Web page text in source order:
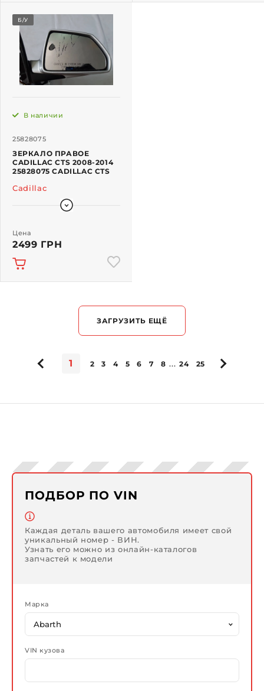
Б/У
25828075
В наличии
ЗЕРКАЛО ПРАВОЕ
CADILLAC CTS 2008-2014
25828075 CADILLAC CTS
Cadillac
Цена
2499 ГРН
ЗАГРУЗИТЬ ЕЩЁ
1 2 3 4 5 6 7 8 ... 24 25
ПОДБОР ПО VIN
Каждая деталь вашего автомобиля имеет свой
уникальный номер - ВИН.
Узнать его можно из онлайн-каталогов
запчастей к модели
Марка
VIN кузова